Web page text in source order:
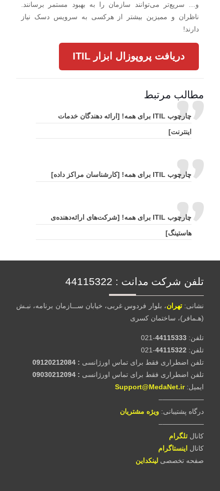
و… سریع‌تر می‌توانند سازمان را به بهبود مستمر برسانند.
ناظران و ممیزین بیشتر از هرکسی به سرویس دسک نیاز
دارند!
دریافت پروپوزال ابزار ITIL
مطالب مرتبط
چارچوب ITIL برای همه! [ارائه دهندگان خدمات
اینترنت]
چارچوب ITIL برای همه! [کارشناسان مراکز داده]
چارچوب ITIL برای همه! [شرکت‌های ارائه‌دهنده‌ی
هاستینگ]
تلفن شرکت مدانت :‌ 44115322
نشانی:تهران، بلوار فردوس غربی، خیابان ســـازمان برنامه، نبـش
(هـمافر)، ساختمان کسری
تلفن:‌ 44115333
-021
تلفن:‌ 44115322
-021
تلفن اضطراری فقط برای تماس اورژانسی : 09120212084
تلفن اضطراری فقط برای تماس اورژانسی : 09030212094
ایمیل:Support@MedaNet.ir
——————–
درگاه پشتیبانی: ويژه مشتریان
——————–
کانال تلگرام
کانال اینستاگرام
صفحه تخصصی لینکداین